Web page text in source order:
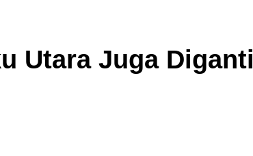
Utara Juga Diganti